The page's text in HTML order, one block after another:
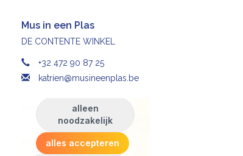
Mus in een Plas
DE CONTENTE WINKEL
+32 472 90 87 25
katrien@musineenplas.be